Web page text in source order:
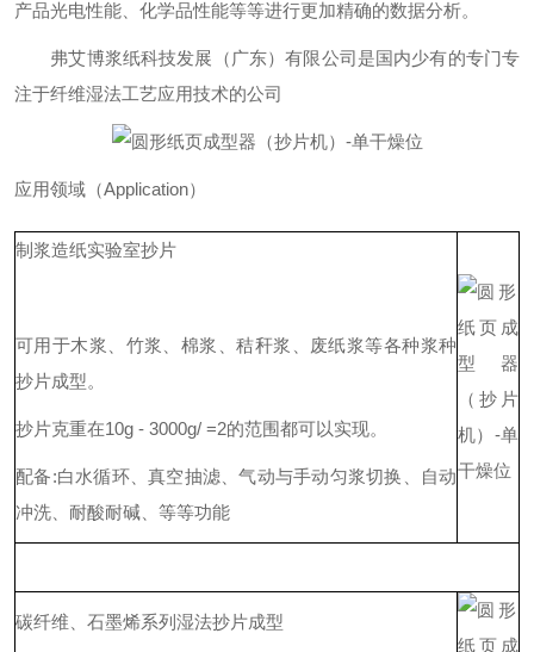
产品光电性能、化学品性能等等进行更加精确的数据分析。
弗艾博浆纸科技发展（广东）有限公司是国内少有的专门专
注于纤维湿法工艺应用技术的公司
应用领域（Application）
制浆造纸实验室抄片
可用于木浆、竹浆、棉浆、秸秆浆、废纸浆等各种浆种
抄片成型。
抄片克重在10g - 3000g/ =2的范围都可以实现。
配备:白水循环、真空抽滤、气动与手动匀浆切换、自动
冲洗、耐酸耐碱、等等功能
碳纤维、石墨烯系列湿法抄片成型